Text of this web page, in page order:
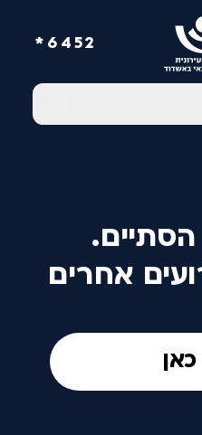
6452*
הסתיים.
אחרים